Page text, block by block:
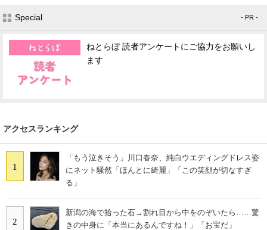
Special - PR -
ねとらぼ 読者アンケートにご協力をお願いし
ます
アクセスランキング
1
「もう泣きそう」川口春奈、純白ウエディングドレス姿
にネット騒然「ほんとに綺麗」「この笑顔が切なすぎ
る」
2
新潟の海で拾った石→割れ目から中をのぞいたら……驚
きの中身に「本当にあるんですね！」「お宝だ」